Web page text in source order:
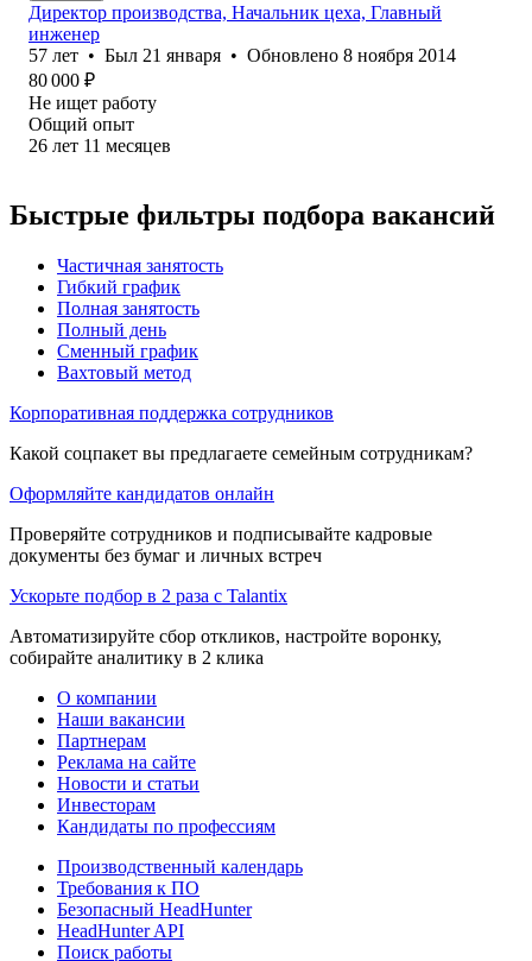
Директор производства, Начальник цеха, Главный
инженер
57 лет • Был 21 января • Обновлено 8 ноября 2014
80 000 ₽
Не ищет работу
Общий опыт
26 лет 11 месяцев
Быстрые фильтры подбора вакансий
Частичная занятость
Гибкий график
Полная занятость
Полный день
Сменный график
Вахтовый метод
Корпоративная поддержка сотрудников
Какой соцпакет вы предлагаете семейным сотрудникам?
Оформляйте кандидатов онлайн
Проверяйте сотрудников и подписывайте кадровые
документы без бумаг и личных встреч
Ускорьте подбор в 2 раза с Talantix
Автоматизируйте сбор откликов, настройте воронку,
собирайте аналитику в 2 клика
О компании
Наши вакансии
Партнерам
Реклама на сайте
Новости и статьи
Инвесторам
Кандидаты по профессиям
Производственный календарь
Требования к ПО
Безопасный HeadHunter
HeadHunter API
Поиск работы